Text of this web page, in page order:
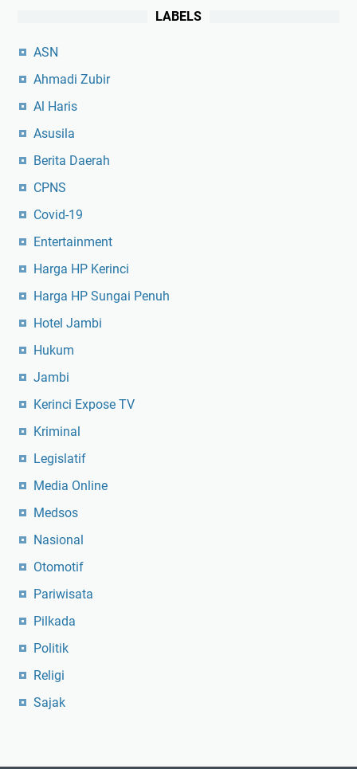
LABELS
ASN
Ahmadi Zubir
Al Haris
Asusila
Berita Daerah
CPNS
Covid-19
Entertainment
Harga HP Kerinci
Harga HP Sungai Penuh
Hotel Jambi
Hukum
Jambi
Kerinci Expose TV
Kriminal
Legislatif
Media Online
Medsos
Nasional
Otomotif
Pariwisata
Pilkada
Politik
Religi
Sajak